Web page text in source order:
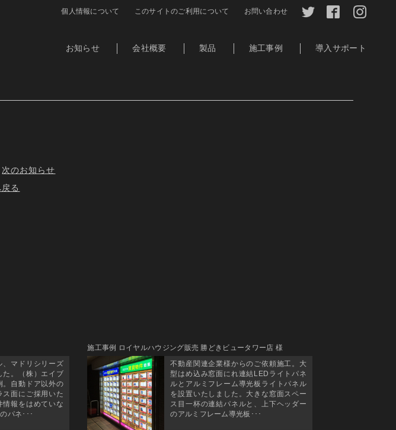
個人情報について このサイトのご利用について お問い合わせ
お知らせ 会社概要 製品 施工事例 導入サポート
次のお知らせ
る
、マドリシリーズ
た。（株）エイブ
。自動ドア以外の
ス面にご採用いた
情報をはめていな
パネ･･･
施工事例 ロイヤルハウジング販売 勝どきビュータワー店 様
不動産関連企業様からのご依頼施工。大
型はめ込み窓面にれ連結LEDライトパネ
ルとアルミフレーム導光板ライトパネル
を設置いたしました。大きな窓面スペー
ス目一杯の連結パネルと、上下ヘッダー
のアルミフレーム導光板･･･